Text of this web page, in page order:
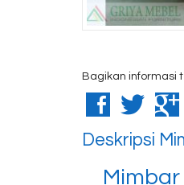
Bagikan informasi
Deskripsi